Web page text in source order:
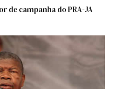
de campanha do PRA-JA